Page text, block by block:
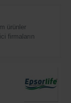
ürünler
firmaların